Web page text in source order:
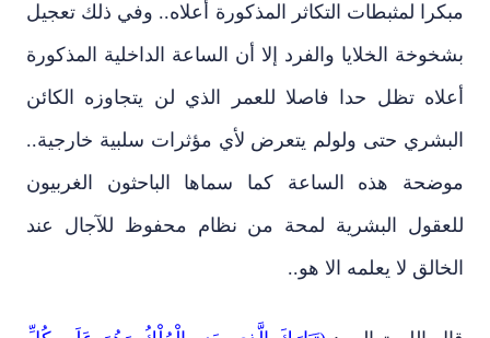
مبكرا لمثبطات التكاثر المذكورة أعلاه.. وفي ذلك تعجيل
بشخوخة الخلايا والفرد إلا أن الساعة الداخلية المذكورة
أعلاه تظل حدا فاصلا للعمر الذي لن يتجاوزه الكائن
البشري حتى ولولم يتعرض لأي مؤثرات سلبية خارجية..
موضحة هذه الساعة كما سماها الباحثون الغربيون
للعقول البشرية لمحة من نظام محفوظ للآجال عند
الخالق لا يعلمه الا هو..